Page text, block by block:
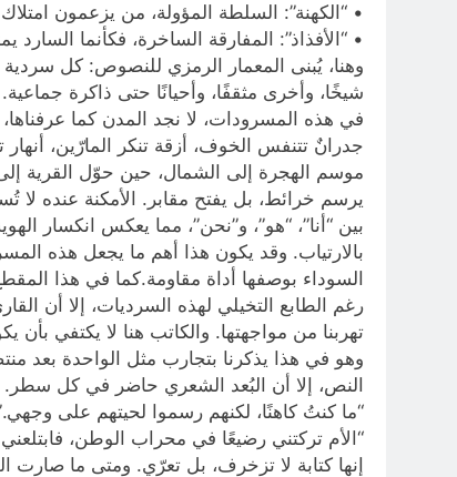
• “الكهنة”: السلطة المؤولة، من يزعمون
• “الأفذاذ”: المفارقة الساخرة، فكأنما السارد
وهنا، يُبنى المعمار الرمزي للنصوص: كل سردية
شيخًا، وأخرى مثقفًا، وأحيانًا حتى ذاكرة جماعية.
في هذه المسرودات، لا نجد المدن كما عرفناها،
جدرانٌ تتنفس الخوف، أزقة تنكر المارّين،
موسم الهجرة إلى الشمال، حين حوّل القرية
يرسم خرائط، بل يفتح مقابر. الأمكنة عنده لا
بين “أنا”، “هو”، و”نحن”، مما يعكس انكسار
بالارتياب. وقد يكون هذا أهم ما يجعل هذه
السوداء بوصفها أداة مقاومة.كما في هذا
رغم الطابع التخيلي لهذه السرديات، إلا أن
تهربنا من مواجهتها. والكاتب هنا لا يكتفي
وهو في هذا يذكرنا بتجارب مثل الواحدة بعد
النص، إلا أن البُعد الشعري حاضر في كل سطر.
“ما كنتُ كاهنًا، لكنهم رسموا لحيتهم على
“الأم تركتني رضيعًا في محراب الوطن،
إنها كتابة لا تزخرف، بل تعرّي. ومتى ما صارت